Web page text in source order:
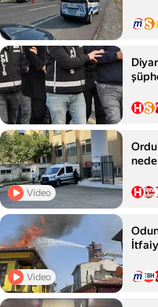
Video
Video